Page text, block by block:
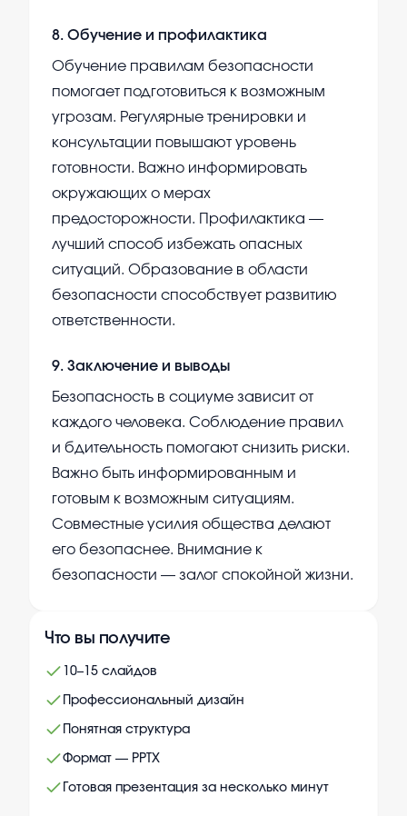
8. Обучение и профилактика
Обучение правилам безопасности
помогает подготовиться к возможным
угрозам. Регулярные тренировки и
консультации повышают уровень
готовности. Важно информировать
окружающих о мерах
предосторожности. Профилактика —
лучший способ избежать опасных
ситуаций. Образование в области
безопасности способствует развитию
ответственности.
9. Заключение и выводы
Безопасность в социуме зависит от
каждого человека. Соблюдение правил
и бдительность помогают снизить риски.
Важно быть информированным и
готовым к возможным ситуациям.
Совместные усилия общества делают
его безопаснее. Внимание к
безопасности — залог спокойной жизни.
Что вы получите
10–15 слайдов
Профессиональный дизайн
Понятная структура
Формат — PPTX
Готовая презентация за несколько минут